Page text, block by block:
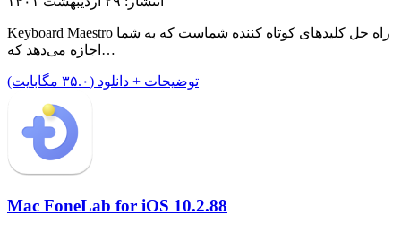
Keyboard Maestro راه حل کلید‌های کوتاه کننده شماست که به شما
اجازه می‌دهد که…
توضیحات + دانلود (۳۵.۰ مگابایت)
Mac FoneLab for iOS 10.2.88